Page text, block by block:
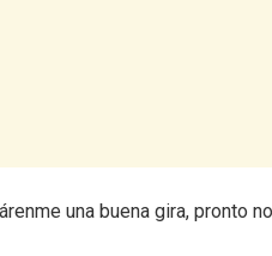
una buena gira, pronto